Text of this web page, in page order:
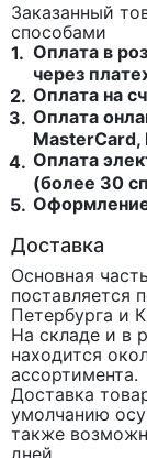
Заказанный
способами
1. Оплата в
через
2. Оплата на
3. Оплата
4. Оплата
(более 30
5.
Доставка
Основная
поставляется
Петербурга и
На складе и в
находится
ассортимента.
Доставка
умолчанию
также
дней.